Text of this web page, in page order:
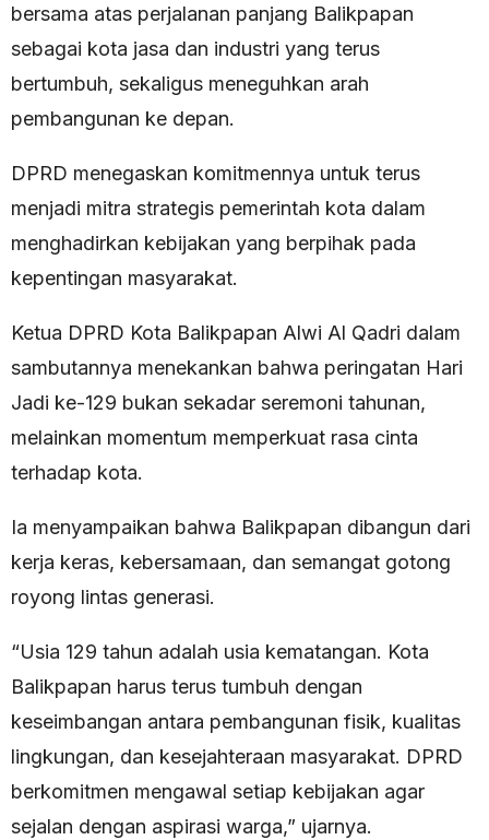
bersama atas perjalanan panjang Balikpapan
sebagai kota jasa dan industri yang terus
bertumbuh, sekaligus meneguhkan arah
pembangunan ke depan.
DPRD menegaskan komitmennya untuk terus
menjadi mitra strategis pemerintah kota dalam
menghadirkan kebijakan yang berpihak pada
kepentingan masyarakat.
Ketua DPRD Kota Balikpapan Alwi Al Qadri dalam
sambutannya menekankan bahwa peringatan Hari
Jadi ke-129 bukan sekadar seremoni tahunan,
melainkan momentum memperkuat rasa cinta
terhadap kota.
Ia menyampaikan bahwa Balikpapan dibangun dari
kerja keras, kebersamaan, dan semangat gotong
royong lintas generasi.
“Usia 129 tahun adalah usia kematangan. Kota
Balikpapan harus terus tumbuh dengan
keseimbangan antara pembangunan fisik, kualitas
lingkungan, dan kesejahteraan masyarakat. DPRD
berkomitmen mengawal setiap kebijakan agar
sejalan dengan aspirasi warga,” ujarnya.